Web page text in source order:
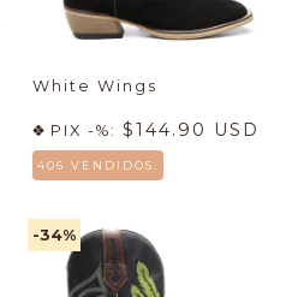
White Wings
PIX -%: $144.90 USD
406 VENDIDOS.
-34%